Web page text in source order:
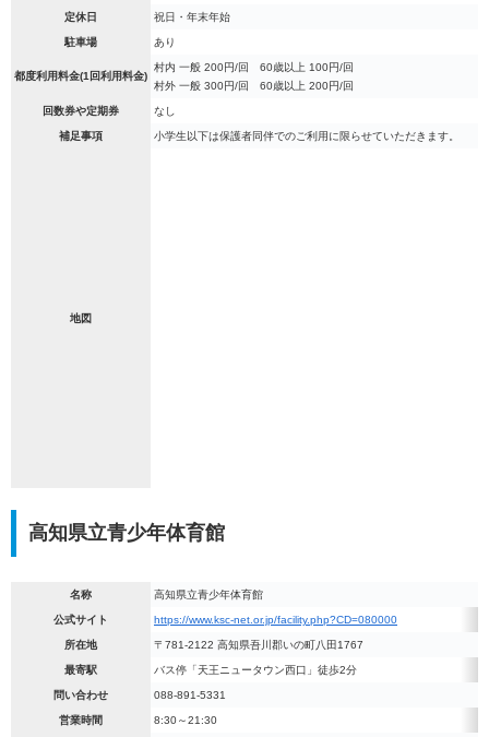
定休日 祝日・年末年始
駐車場 あり
都度利用料金(1回利用料金)
村内 一般 200円/回 60歳以上 100円/回
村外 一般 300円/回 60歳以上 200円/回
回数券や定期券 なし
補足事項 小学生以下は保護者同伴でのご利用に限らせていただきます。
地図
高知県立青少年体育館
名称 高知県立青少年体育館
公式サイト https://www.ksc-net.or.jp/facility.php?CD=080000
所在地 〒781-2122 高知県吾川郡いの町八田1767
最寄駅 バス停「天王ニュータウン西口」徒歩2分
問い合わせ 088-891-5331
営業時間 8:30～21:30